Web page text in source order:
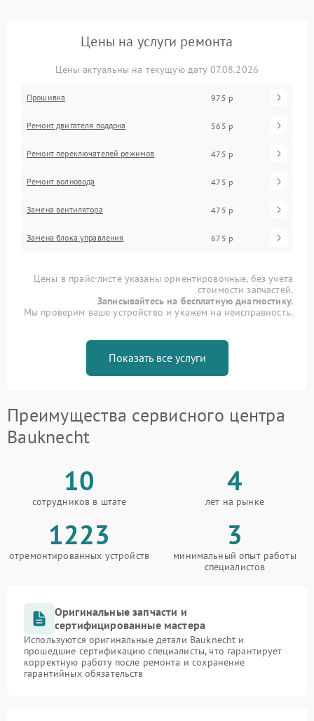
Цены на услуги ремонта
Цены актуальны на текущую дату 07.08.2026
Прошивка 975 р
Ремонт двигателя поддона 565 р
Ремонт переключателей режимов 475 р
Ремонт волновода 475 р
Замена вентилятора 475 р
Замена блока управления 675 р
Цены в прайс-листе указаны ориентировочные, без учета
стоимости запчастей.
Записывайтесь на бесплатную диагностику.
Мы проверим ваше устройство и укажем на неисправность.
Показать все услуги
Преимущества сервисного центра
Bauknecht
10
сотрудников в штате
4
лет на рынке
1223
отремонтированных устройств
3
минимальный опыт работы
специалистов
Оригинальные запчасти и
сертифицированные мастера
Используются оригинальные детали Bauknecht и
прошедшие сертификацию специалисты, что гарантирует
корректную работу после ремонта и сохранение
гарантийных обязательств